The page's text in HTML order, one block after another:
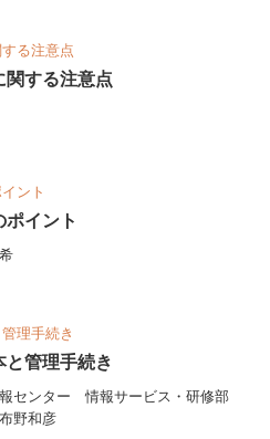
関する注意点
イント
管理手続き
報センター情報サービス・研修部
野和彦